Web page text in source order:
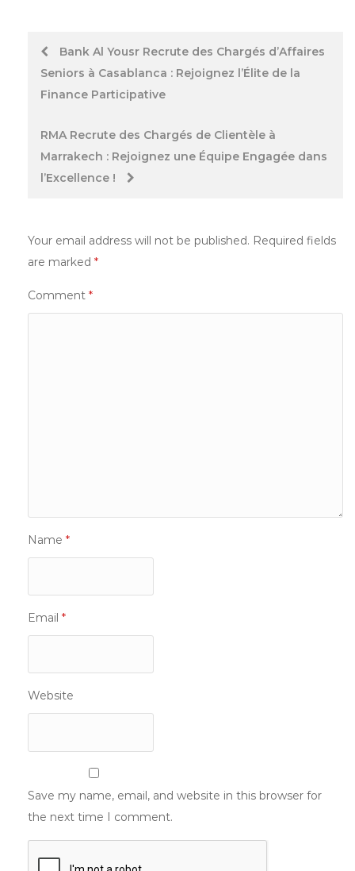
Post
navigation
Bank Al Yousr Recrute des Chargés d’Affaires
Seniors à Casablanca : Rejoignez l’Élite de la
Finance Participative
RMA Recrute des Chargés de Clientèle à
Marrakech : Rejoignez une Équipe Engagée dans
l’Excellence !
Your email address will not be published. Required fields
are marked *
Comment *
Name *
Email *
Website
Save my name, email, and website in this browser for
the next time I comment.